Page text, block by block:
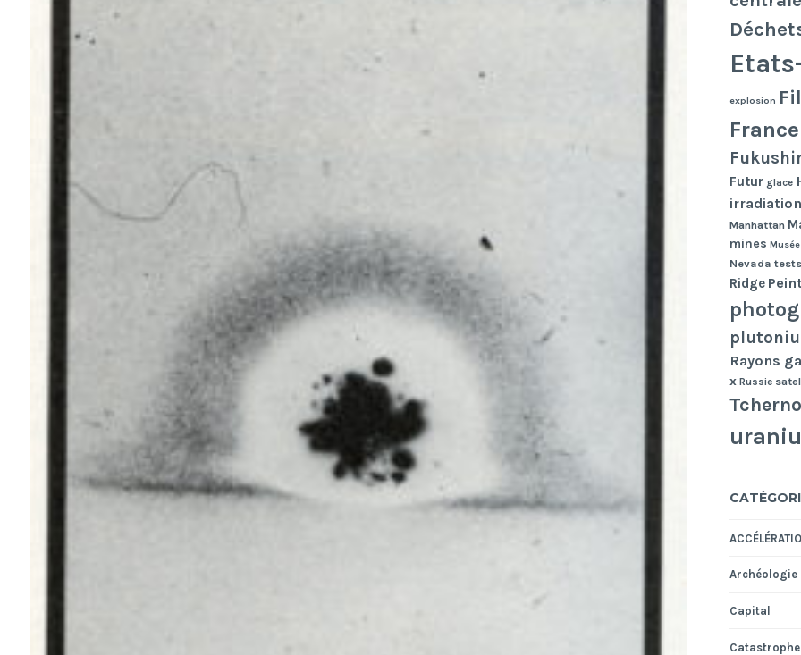
explosion
France
Futur glace
irradiation
Manhattan
mines Musée
Nevada
Ridge
Rayons
x Russie
Archéologie
Capital
Catastrophe